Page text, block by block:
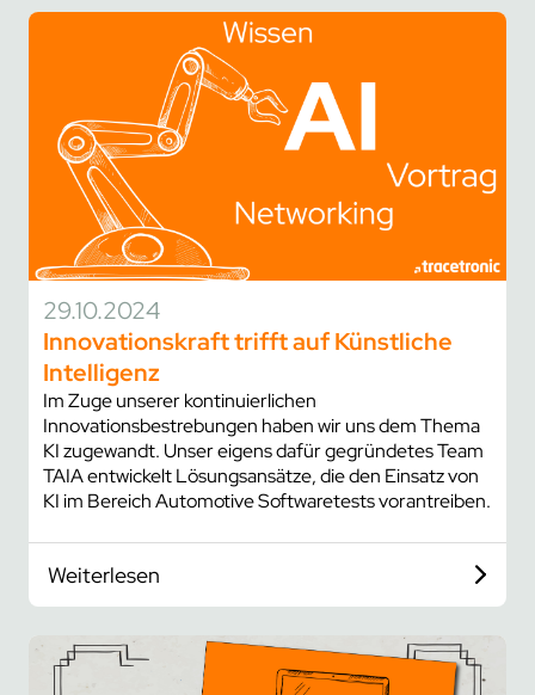
29.10.2024
Innovationskraft trifft auf Künstliche
Intelligenz
Im Zuge unserer kontinuierlichen
Innovationsbestrebungen haben wir uns dem Thema
KI zugewandt. Unser eigens dafür gegründetes Team
TAIA entwickelt Lösungsansätze, die den Einsatz von
KI im Bereich Automotive Softwaretests vorantreiben.
Weiterlesen